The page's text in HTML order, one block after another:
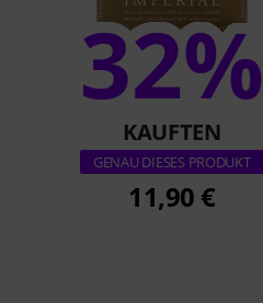
32%
KAUFTEN
GENAU DIESES PRODUKT
11,90 €